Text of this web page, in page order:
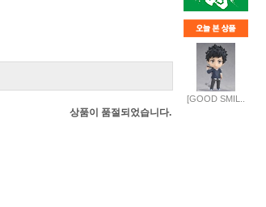
[GOOD SMIL..
상품이 품절되었습니다.